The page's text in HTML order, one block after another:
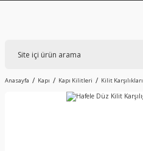
Anasayfa Kapı Kapı Kilitleri Kilit Karşılıkları